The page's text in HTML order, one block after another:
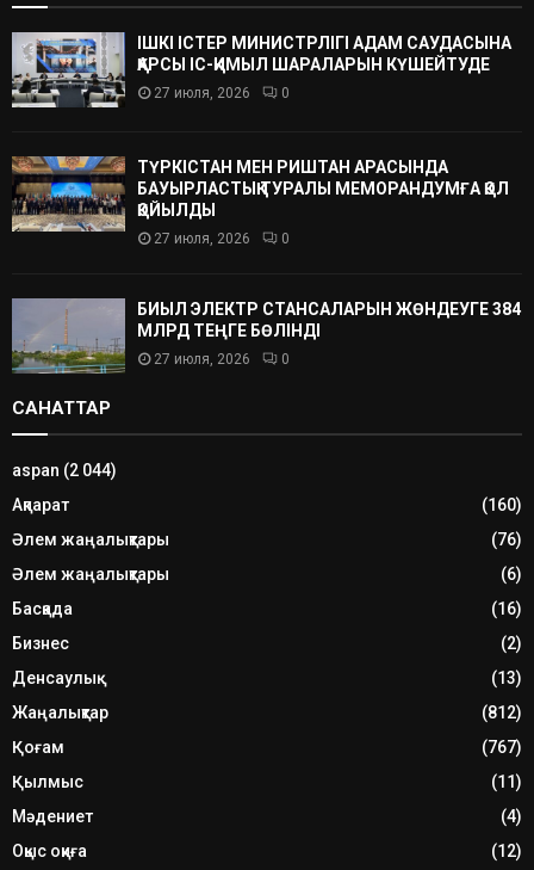
ІШКІ ІСТЕР МИНИСТРЛІГІ АДАМ САУДАСЫНА
ҚАРСЫ ІС-ҚИМЫЛ ШАРАЛАРЫН КҮШЕЙТУДЕ
27 июля, 2026 0
ТҮРКІСТАН МЕН РИШТАН АРАСЫНДА
БАУЫРЛАСТЫҚ ТУРАЛЫ МЕМОРАНДУМҒА ҚОЛ
ҚОЙЫЛДЫ
27 июля, 2026 0
БИЫЛ ЭЛЕКТР СТАНСАЛАРЫН ЖӨНДЕУГЕ 384
МЛРД ТЕҢГЕ БӨЛІНДІ
27 июля, 2026 0
САНАТТАР
aspan (2 044)
Ақпарат
(160)
Әлем жаңалықтары
(76)
Әлем жаңалықтары
(6)
Басқада
(16)
Бизнес
(2)
Денсаулық
(13)
Жаңалықтар
(812)
Қоғам
(767)
Қылмыс
(11)
Мәдениет
(4)
Оқыс оқиға
(12)